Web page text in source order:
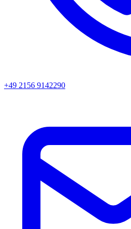
+49 2156 9142290